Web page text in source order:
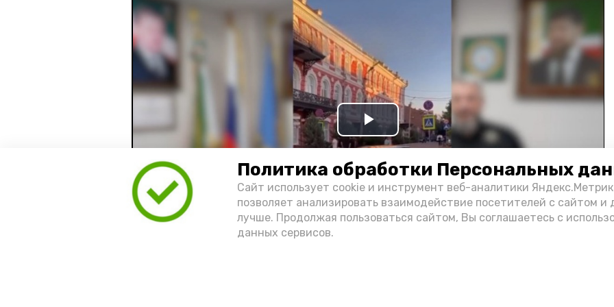
Политика обработки Персональных
Сайт использует cookie и инструмент веб-аналитики
позволяет анализировать взаимодействие посетителей с сайтом и
лучше. Продолжая пользоваться сайтом, Вы соглашаетесь с
данных сервисов.
Play
Video